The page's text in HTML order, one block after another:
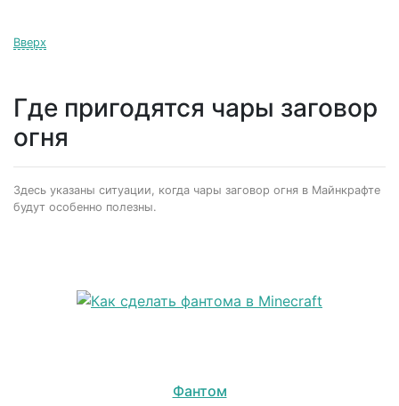
Вверх
Где пригодятся чары заговор
огня
Здесь указаны ситуации, когда чары заговор огня в Майнкрафте
будут особенно полезны.
Фантом